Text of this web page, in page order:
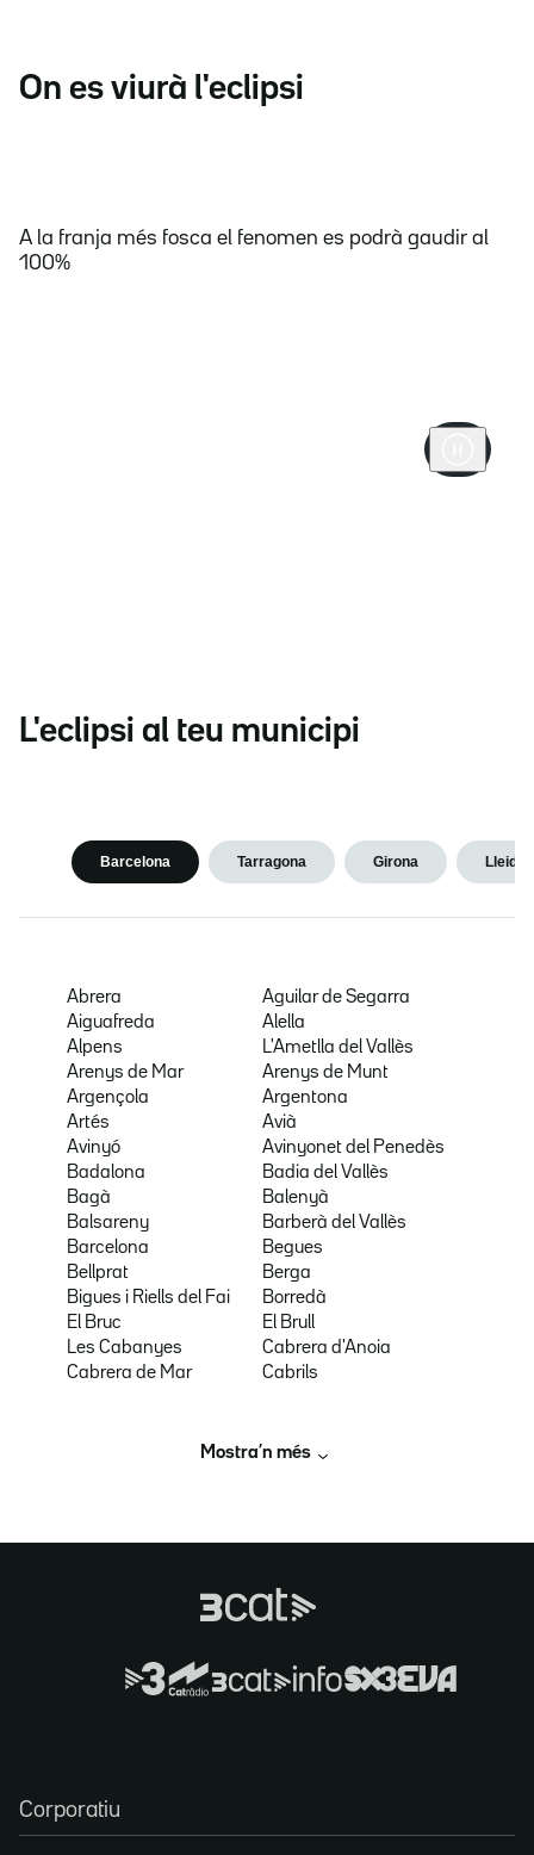
On es viurà l'eclipsi
A la franja més fosca el fenomen es podrà gaudir al
100%
L'eclipsi al teu municipi
Barcelona Tarragona Girona Lleida
Abrera
Aguilar de Segarra
Aiguafreda
Alella
Alpens
L'Ametlla del Vallès
Arenys de Mar
Arenys de Munt
Argençola
Argentona
Artés
Avià
Avinyó
Avinyonet del Penedès
Badalona
Badia del Vallès
Bagà
Balenyà
Balsareny
Barberà del Vallès
Barcelona
Begues
Bellprat
Berga
Bigues i Riells del Fai
Borredà
El Bruc
El Brull
Les Cabanyes
Cabrera d'Anoia
Cabrera de Mar
Cabrils
Mostra’n més
Corporatiu